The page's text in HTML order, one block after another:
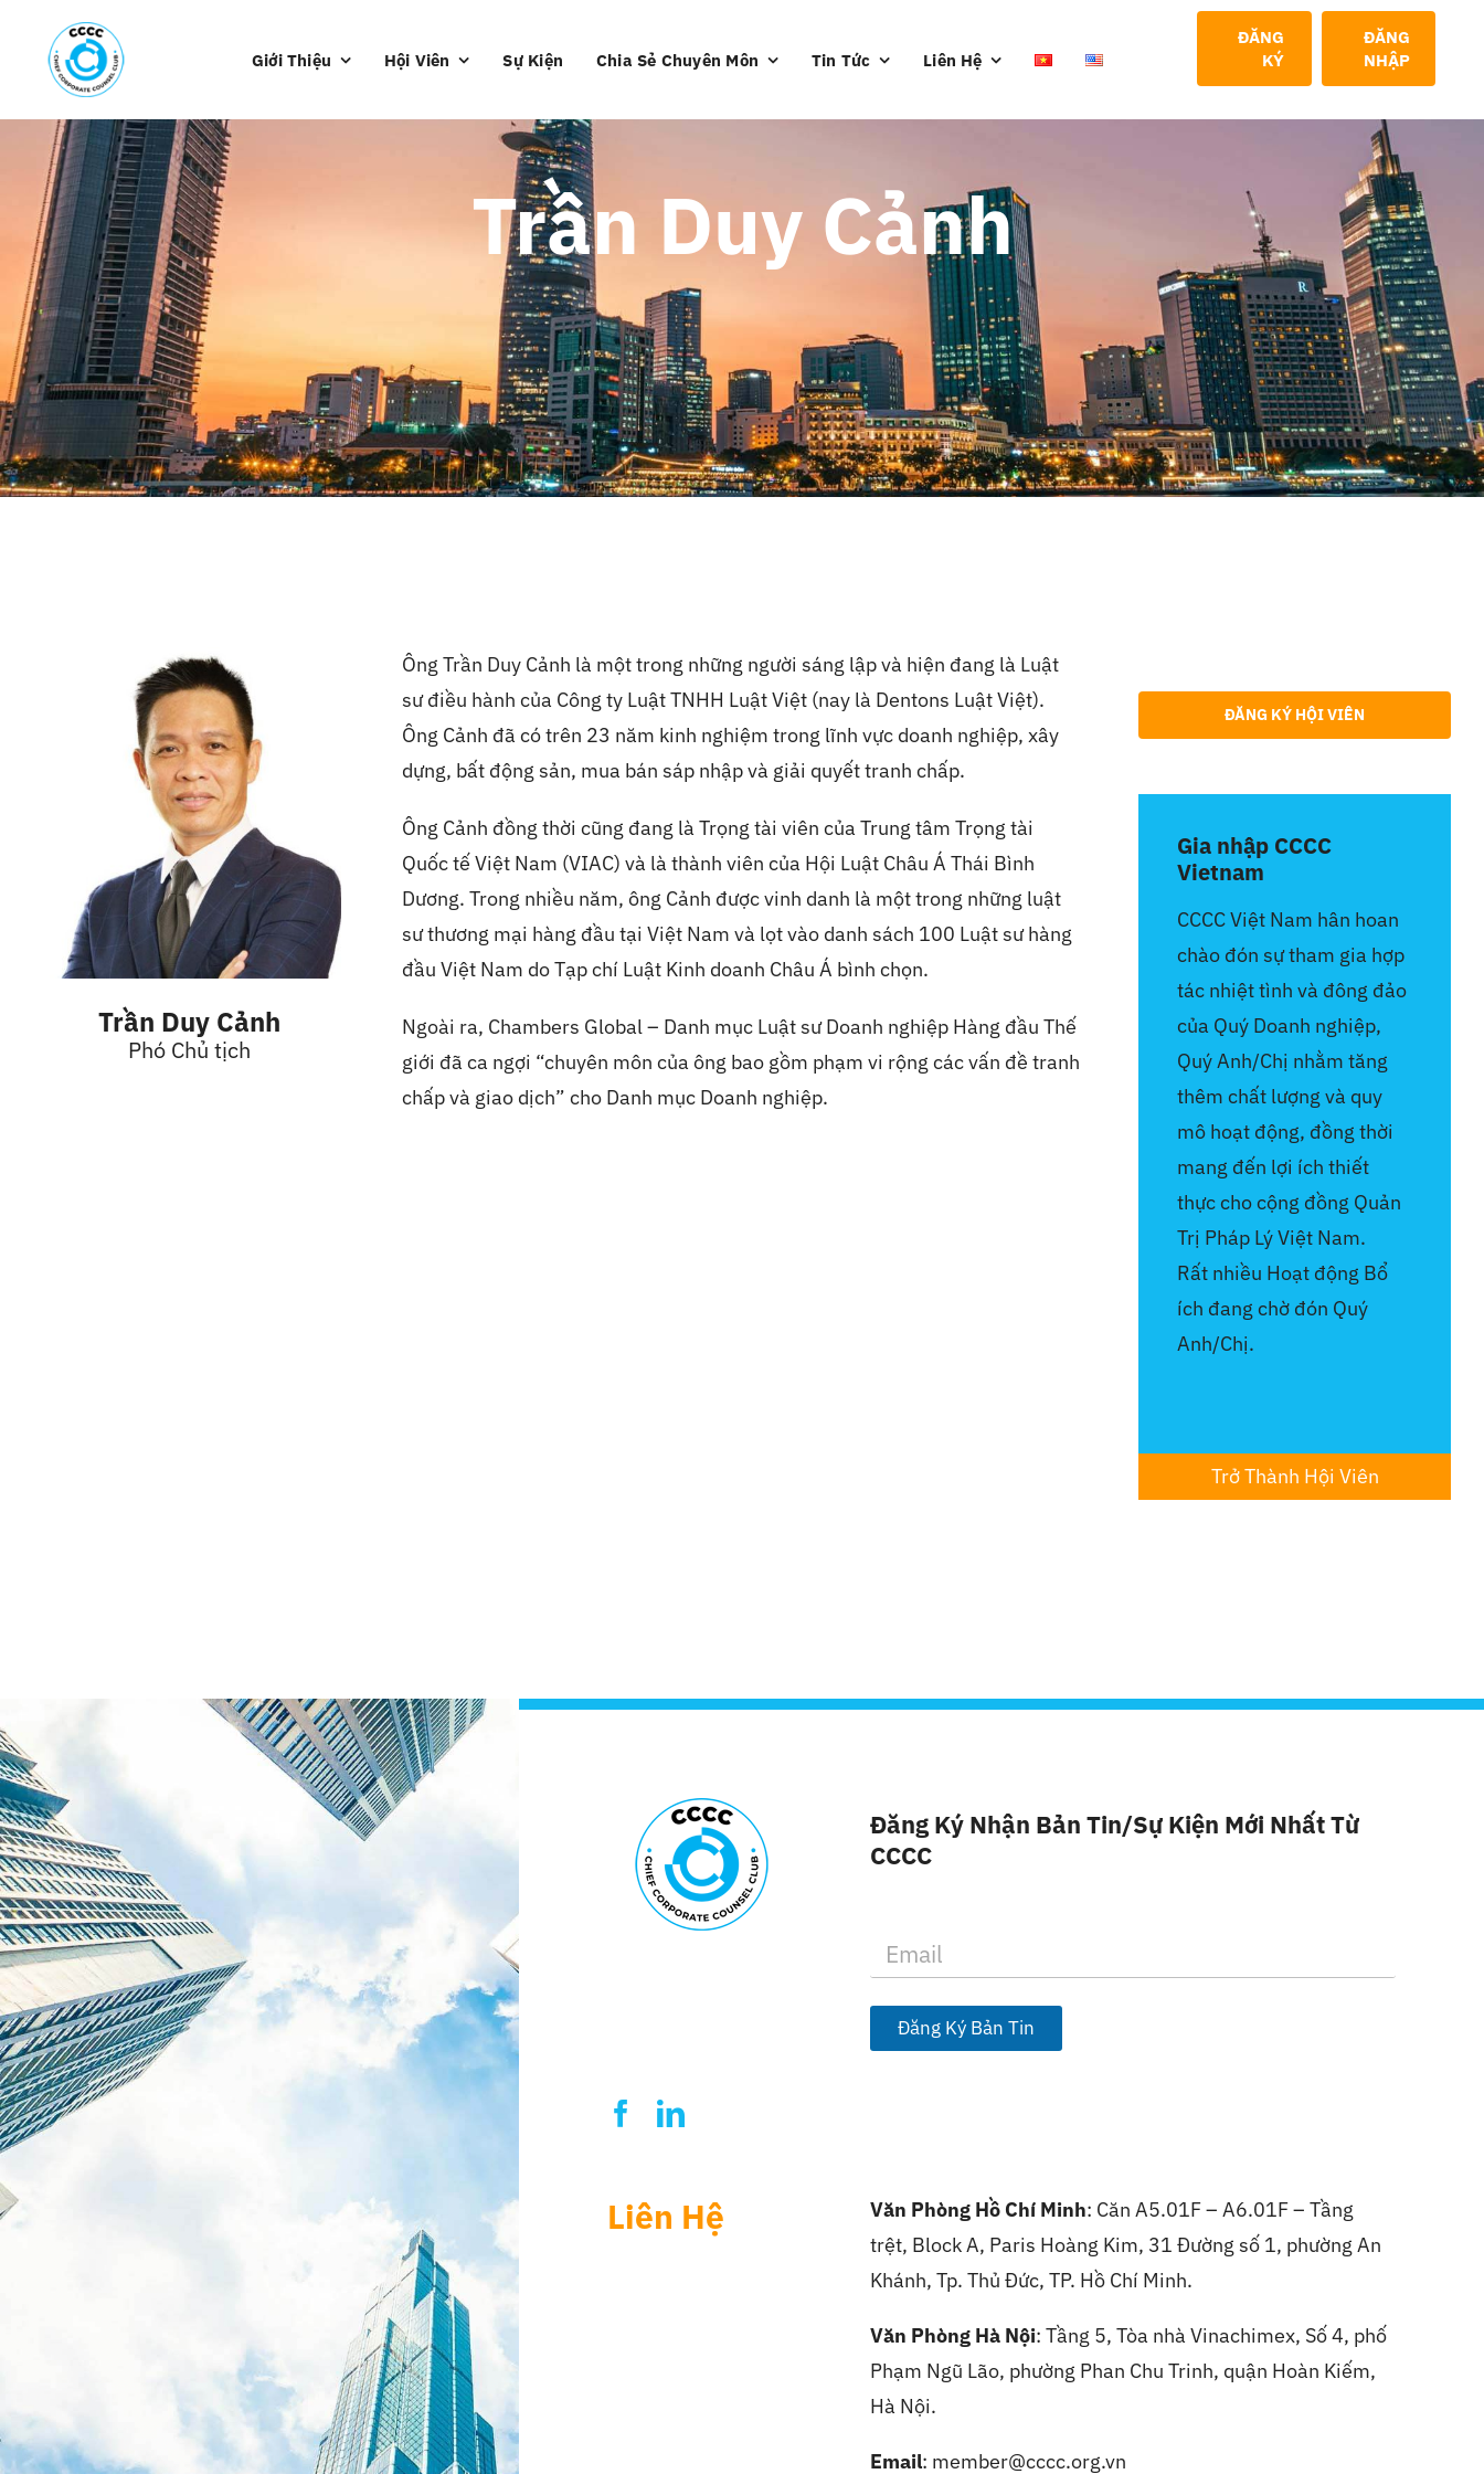
content
Giới Thiệu Hội Viên Sự Kiện Chia Sẻ Chuyên Môn Tin Tức Liên Hệ
ĐĂNG
KÝ
ĐĂNG
NHẬP
Trần Duy Cảnh
Trần Duy Cảnh
Phó Chủ tịch
Ông Trần Duy Cảnh là một trong những người sáng lập và hiện đang là Luật
sư điều hành của Công ty Luật TNHH Luật Việt (nay là Dentons Luật Việt).
Ông Cảnh đã có trên 23 năm kinh nghiệm trong lĩnh vực doanh nghiệp, xây
dựng, bất động sản, mua bán sáp nhập và giải quyết tranh chấp.
Ông Cảnh đồng thời cũng đang là Trọng tài viên của Trung tâm Trọng tài
Quốc tế Việt Nam (VIAC) và là thành viên của Hội Luật Châu Á Thái Bình
Dương. Trong nhiều năm, ông Cảnh được vinh danh là một trong những luật
sư thương mại hàng đầu tại Việt Nam và lọt vào danh sách 100 Luật sư hàng
đầu Việt Nam do Tạp chí Luật Kinh doanh Châu Á bình chọn.
Ngoài ra, Chambers Global – Danh mục Luật sư Doanh nghiệp Hàng đầu Thế
giới đã ca ngợi “chuyên môn của ông bao gồm phạm vi rộng các vấn đề tranh
chấp và giao dịch” cho Danh mục Doanh nghiệp.
ĐĂNG KÝ HỘI VIÊN
Gia nhập CCCC
Vietnam
CCCC Việt Nam hân hoan
chào đón sự tham gia hợp
tác nhiệt tình và đông đảo
của Quý Doanh nghiệp,
Quý Anh/Chị nhằm tăng
thêm chất lượng và quy
mô hoạt động, đồng thời
mang đến lợi ích thiết
thực cho cộng đồng Quản
Trị Pháp Lý Việt Nam.
Rất nhiều Hoạt động Bổ
ích đang chờ đón Quý
Anh/Chị.
Trở Thành Hội Viên
Đăng Ký Nhận Bản Tin/sự Kiện Mới Nhất Từ
CCCC
a
i
*
Đăng Ký Bản Tin
Liên Hệ Văn Phòng Hồ Chí Minh: Căn A5.01F – A6.01F – Tầng
trệt, Block A, Paris Hoàng Kim, 31 Đường số 1, phường An
Khánh, Tp. Thủ Đức, TP. Hồ Chí Minh.
Văn Phòng Hà Nội:Tầng 5, Tòa nhà Vinachimex, Số 4, phố
Phạm Ngũ Lão, phường Phan Chu Trinh, quận Hoàn Kiếm,
Hà Nội.
Email: member@cccc.org.vn